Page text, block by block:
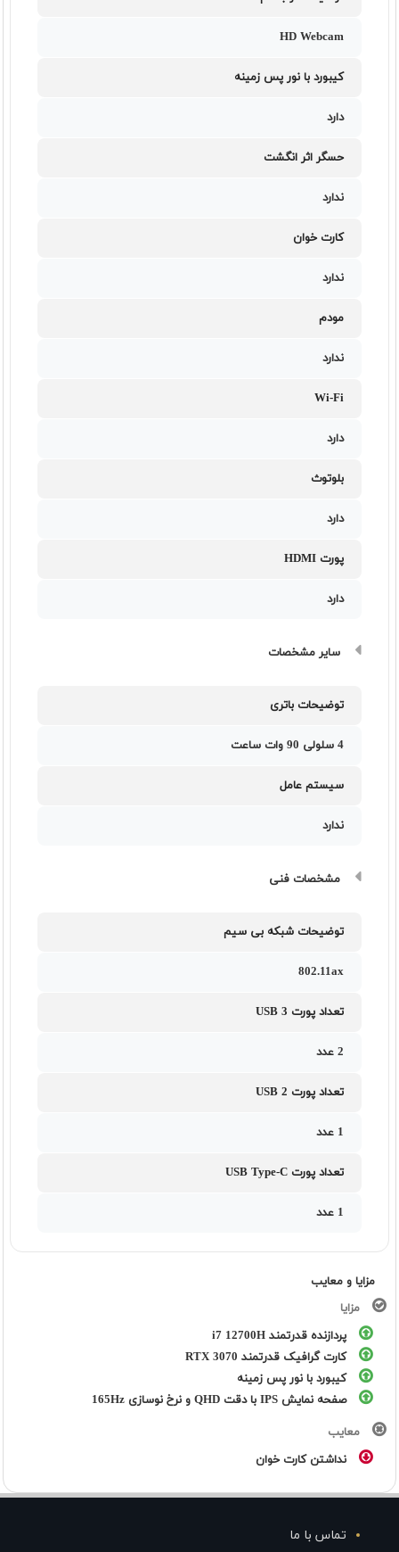
HD Webcam
کیبورد با نور پس زمینه
دارد
حسگر اثر انگشت
ندارد
کارت خوان
ندارد
مودم
ندارد
Wi-Fi
دارد
بلوتوث
دارد
پورت HDMI
دارد
سایر مشخصات
توضیحات باتری
4 سلولی 90 وات ساعت
سیستم عامل
ندارد
مشخصات فنی
توضیحات شبکه بی سیم
802.11ax
تعداد پورت USB 3
2 عدد
تعداد پورت USB 2
1 عدد
تعداد پورت USB Type-C
1 عدد
مزایا و معایب
مزایا
پردازنده قدرتمند i7 12700H
کارت گرافیک قدرتمند RTX 3070
کیبورد با نور پس زمینه
صفحه نمایش IPS با دقت QHD و نرخ نوسازی 165Hz
معایب
نداشتن کارت خوان
تماس با ما